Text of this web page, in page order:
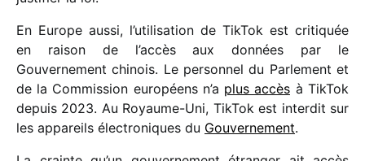
En Europe aussi, l’utilisation de TikTok est criti­quée
en raison de l’accès aux données par le
Gouvernement chinois. Le person­nel du Parlement et
de la Commission euro­péens n’a plus accès à TikTok
depuis 2023. Au Royaume-Uni, TikTok est inter­dit sur
les appa­reils élec­tro­niques du Gouvernement.